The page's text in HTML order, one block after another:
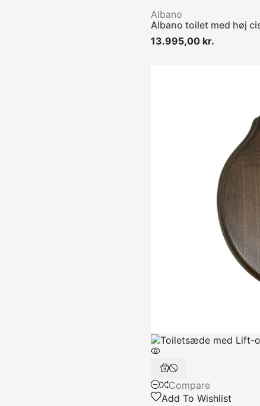
Albano
Albano toilet med høj
13.995,00 kr.
Compare
Add To Wishlist